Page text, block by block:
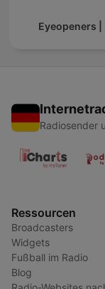
Eyeopeners |
Radiosender
Ressourcen
Broadcasters
Widgets
Fußball im Radio
Blog